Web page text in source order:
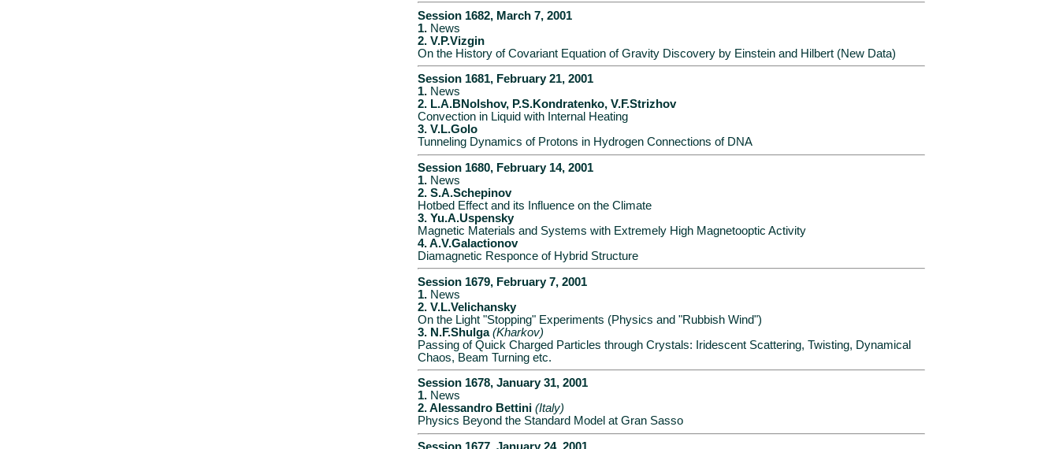
Session 1682, March 7, 2001
1. News
2. V.P.Vizgin
On the History of Covariant Equation of Gravity Discovery by Einstein and Hilbert (New Data)
Session 1681, February 21, 2001
1. News
2. L.A.BNolshov, P.S.Kondratenko, V.F.Strizhov
Convection in Liquid with Internal Heating
3. V.L.Golo
Tunneling Dynamics of Protons in Hydrogen Connections of DNA
Session 1680, February 14, 2001
1. News
2. S.A.Schepinov
Hotbed Effect and its Influence on the Climate
3. Yu.A.Uspensky
Magnetic Materials and Systems with Extremely High Magnetooptic Activity
4. A.V.Galactionov
Diamagnetic Responce of Hybrid Structure
Session 1679, February 7, 2001
1. News
2. V.L.Velichansky
On the Light "Stopping" Experiments (Physics and "Rubbish Wind")
3. N.F.Shulga(Kharkov)
Passing of Quick Charged Particles through Crystals: Iridescent Scattering, Twisting, Dynamical
Chaos, Beam Turning etc.
Session 1678, January 31, 2001
1. News
2. Alessandro Bettini (Italy)
Physics Beyond the Standard Model at Gran Sasso